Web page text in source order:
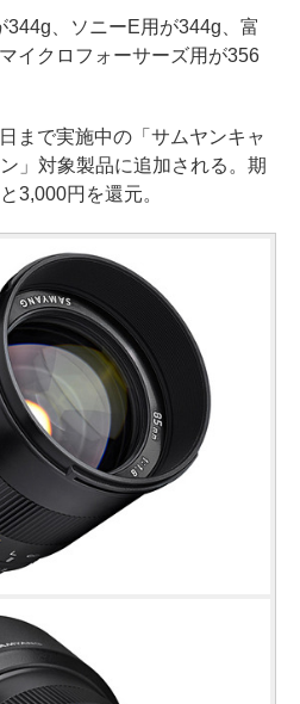
、ソニーE用が344g、富
イクロフォーサーズ用が356
まで実施中の「サムヤンキャ
」対象製品に追加される。期
3,000円を還元。